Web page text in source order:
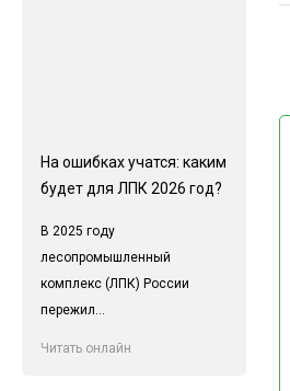
На ошибках учатся: каким
будет для ЛПК 2026 год?
В 2025 году
лесопромышленный
комплекс (ЛПК) России
пережил...
Читать онлайн